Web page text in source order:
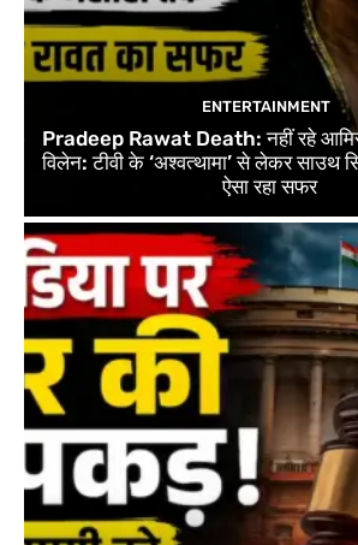
ENTERTAINMENT
Pradeep Rawat Death: नहीं रहे
विलेन: टीवी के ‘अश्वत्थामा’ से लेकर साउथ
ऐसा रहा सफर